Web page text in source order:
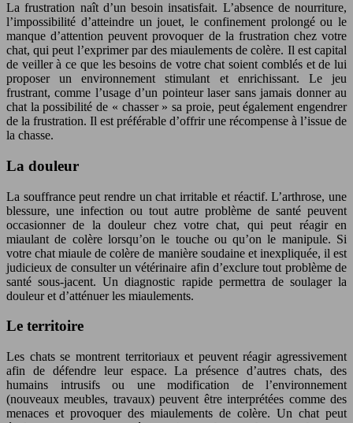
La frustration naît d’un besoin insatisfait. L’absence de nourriture,
l’impossibilité d’atteindre un jouet, le confinement prolongé ou le
manque d’attention peuvent provoquer de la frustration chez votre
chat, qui peut l’exprimer par des miaulements de colère. Il est capital
de veiller à ce que les besoins de votre chat soient comblés et de lui
proposer un environnement stimulant et enrichissant. Le jeu
frustrant, comme l’usage d’un pointeur laser sans jamais donner au
chat la possibilité de « chasser » sa proie, peut également engendrer
de la frustration. Il est préférable d’offrir une récompense à l’issue de
la chasse.
La douleur
La souffrance peut rendre un chat irritable et réactif. L’arthrose, une
blessure, une infection ou tout autre problème de santé peuvent
occasionner de la douleur chez votre chat, qui peut réagir en
miaulant de colère lorsqu’on le touche ou qu’on le manipule. Si
votre chat miaule de colère de manière soudaine et inexpliquée, il est
judicieux de consulter un vétérinaire afin d’exclure tout problème de
santé sous-jacent. Un diagnostic rapide permettra de soulager la
douleur et d’atténuer les miaulements.
Le territoire
Les chats se montrent territoriaux et peuvent réagir agressivement
afin de défendre leur espace. La présence d’autres chats, des
humains intrusifs ou une modification de l’environnement
(nouveaux meubles, travaux) peuvent être interprétées comme des
menaces et provoquer des miaulements de colère. Un chat peut